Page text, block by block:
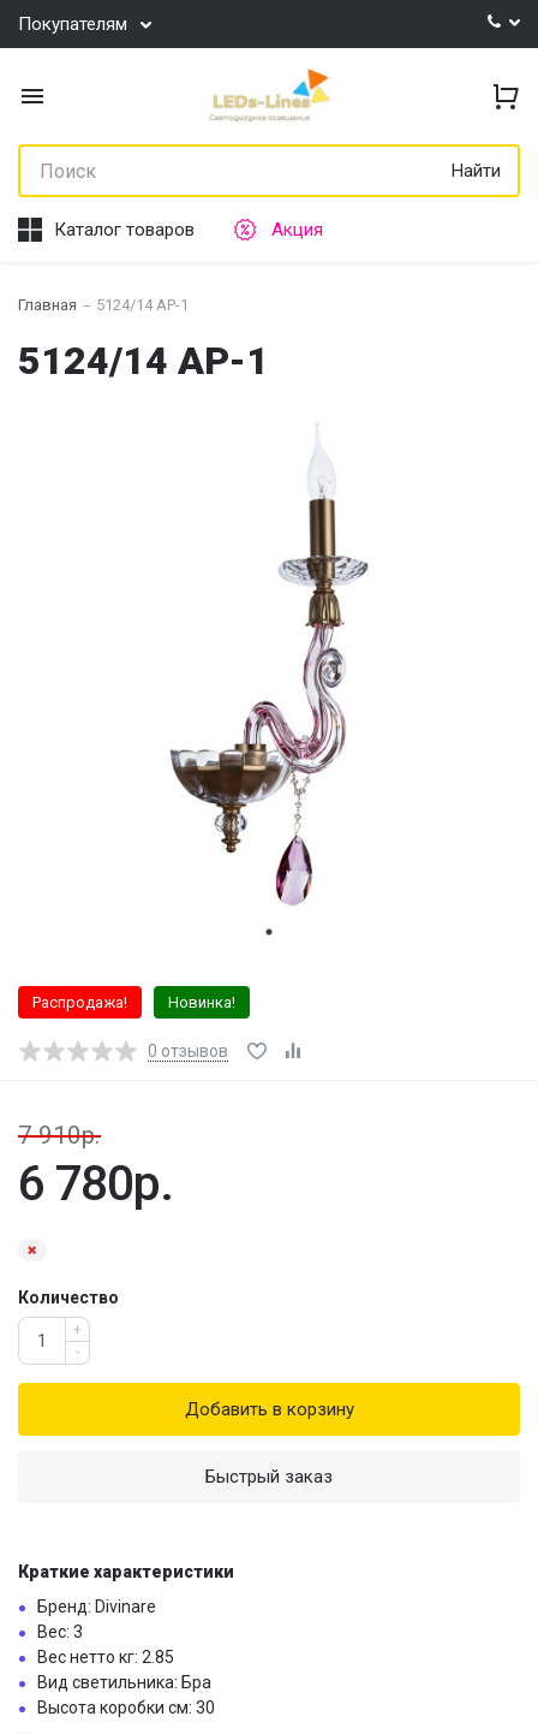
Покупателям
Найти
Каталог товаров Акция
Главная 5124/14 AP-1
5124/14 AP-1
Распродажа! Новинка!
0 отзывов
7 910р.
6 780р.
Количество
+
-
Добавить в корзину
Быстрый заказ
Краткие характеристики
Бренд: Divinare
Вес: 3
Вес нетто кг: 2.85
Вид светильника: Бра
Высота коробки см: 30